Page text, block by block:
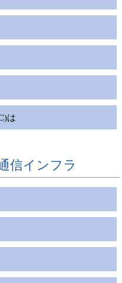
は
信インフラ